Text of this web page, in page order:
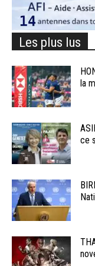
Les plus lus
la
ce